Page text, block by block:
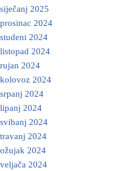
siječanj 2025
prosinac 2024
studeni 2024
listopad 2024
rujan 2024
kolovoz 2024
srpanj 2024
lipanj 2024
svibanj 2024
travanj 2024
ožujak 2024
veljača 2024